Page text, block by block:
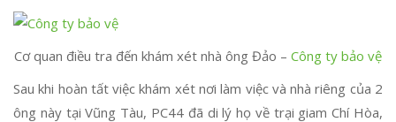
Cơ quan điều tra đến khám xét nhà ông Đảo – Công ty bảo vệ
Sau khi hoàn tất việc khám xét nơi làm việc và nhà riêng của 2
ông này tại Vũng Tàu, PC44 đã di lý họ về trại giam Chí Hòa,